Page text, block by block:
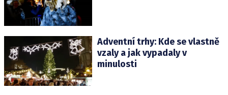
Adventní trhy: Kde se vlastně
vzaly a jak vypadaly v
minulosti